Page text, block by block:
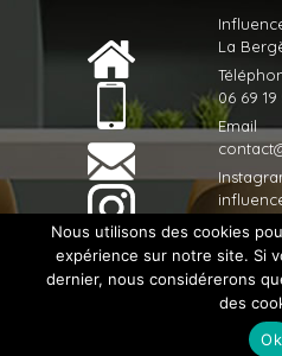
La
06 69
Email
© 2020 Influence Créatrice
Licom
RGPD
Nous utilisons des cookies
expérience sur notre site. Si
dernier, nous considérerons
des
Ok